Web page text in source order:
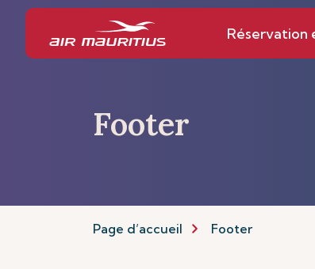
Réservation
Footer
Page d’accueil Footer